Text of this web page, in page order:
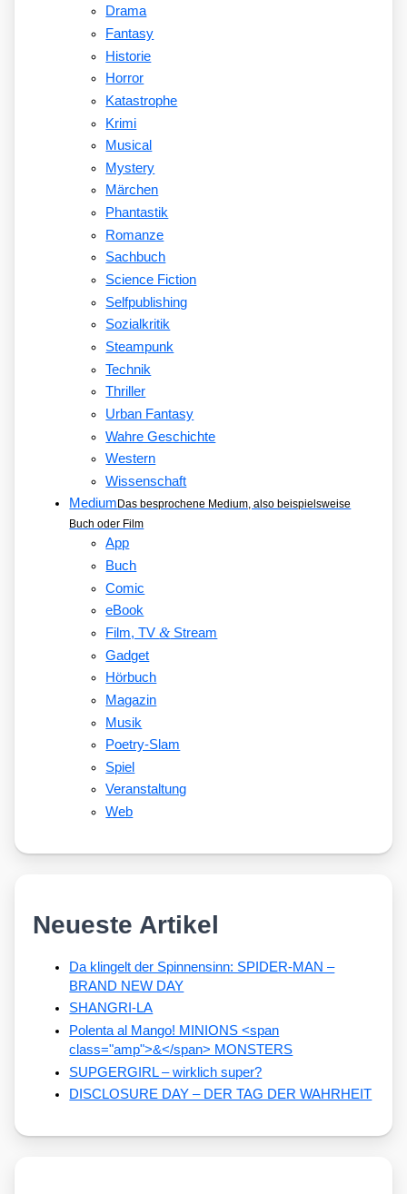
Drama
Fantasy
Historie
Horror
Katastrophe
Krimi
Musical
Mystery
Märchen
Phantastik
Romanze
Sachbuch
Science Fiction
Selfpublishing
Sozialkritik
Steampunk
Technik
Thriller
Urban Fantasy
Wahre Geschichte
Western
Wissenschaft
Medium Das besprochene Medium, also beispielsweise
Buch oder Film
App
Buch
Comic
eBook
Film, TV&Stream
Gadget
Hörbuch
Magazin
Musik
Poetry-Slam
Spiel
Veranstaltung
Web
Neueste Artikel
Da klingelt der Spinnensinn: SPIDER-MAN –
BRAND NEW DAY
SHANGRI-LA
Polenta al Mango! MINIONS <span
class="amp">&</span> MONSTERS
SUPGERGIRL – wirklich super?
DISCLOSURE DAY – DER TAG DER WAHRHEIT